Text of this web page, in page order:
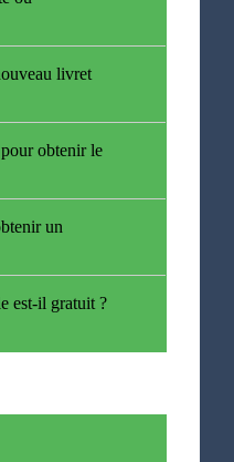
livret
obtenir le
un
est-il gratuit ?